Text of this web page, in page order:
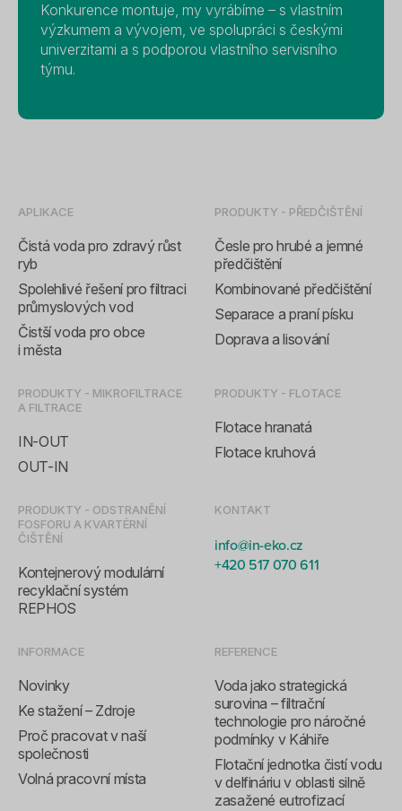
Konkurence montuje, my vyrábíme – s vlastním
výzkumem a vývojem, ve spolupráci s českými
univerzitami a s podporou vlastního servisního
týmu.
APLIKACE
Čistá voda pro zdravý růst
ryb
Spolehlivé řešení pro filtraci
průmyslových vod
Čistší voda pro obce
i města
PRODUKTY - PŘEDČIŠTĚNÍ
Česle pro hrubé a jemné
předčištění
Kombinované předčištění
Separace a praní písku
Doprava a lisování
PRODUKTY - MIKROFILTRACE
A FILTRACE
IN-OUT
OUT-IN
PRODUKTY - FLOTACE
Flotace hranatá
Flotace kruhová
PRODUKTY - ODSTRANĚNÍ
FOSFORU A KVARTÉRNÍ
ČIŠTĚNÍ
Kontejnerový modulární
recyklační systém
REPHOS
KONTAKT
info@in-eko.cz
+420 517 070 611
INFORMACE
Novinky
Ke stažení – Zdroje
Proč pracovat v naší
společnosti
Volná pracovní místa
REFERENCE
Voda jako strategická
surovina – filtrační
technologie pro náročné
podmínky v Káhiře
Flotační jednotka čistí vodu
v delfináriu v oblasti silně
zasažené eutrofizací